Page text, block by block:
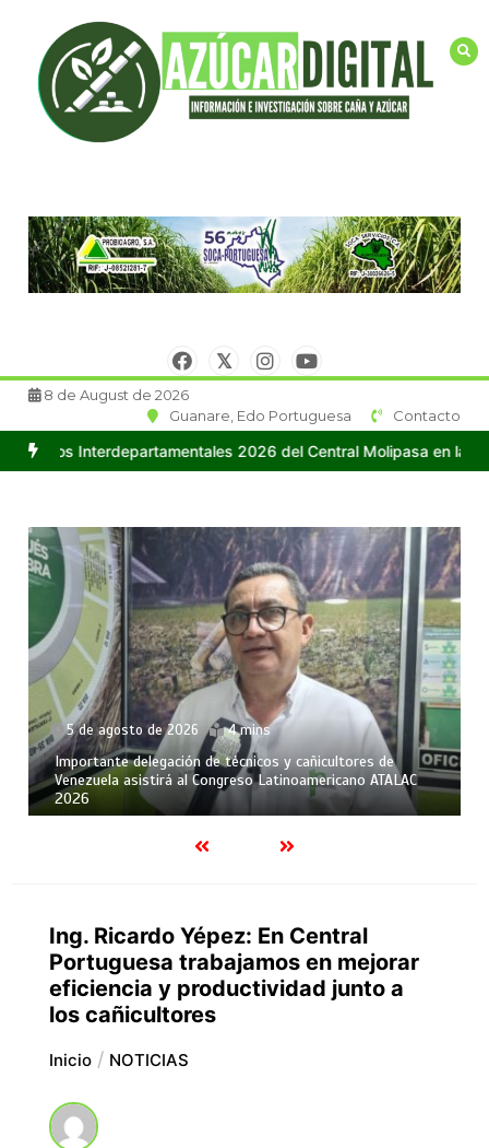
contenido
8 de August de 2026
Guanare, Edo Portuguesa
Contacto
2026 del Central Molipasa en la ciudad de Guanare
5 de agosto de 2026 4 mins
Importante delegación de técnicos y cañicultores de
Venezuela asistirá al Congreso Latinoamericano ATALAC
2026
Ing. Ricardo Yépez: En Central
Portuguesa trabajamos en mejorar
eficiencia y productividad junto a
los cañicultores
Inicio NOTICIAS